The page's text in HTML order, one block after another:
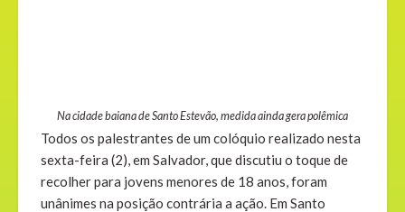
Na cidade baiana de Santo Estevão, medida ainda gera polêmica
Todos os palestrantes de um colóquio realizado nesta
sexta-feira (2), em Salvador, que discutiu o toque de
recolher para jovens menores de 18 anos, foram
unânimes na posição contrária a ação. Em Santo